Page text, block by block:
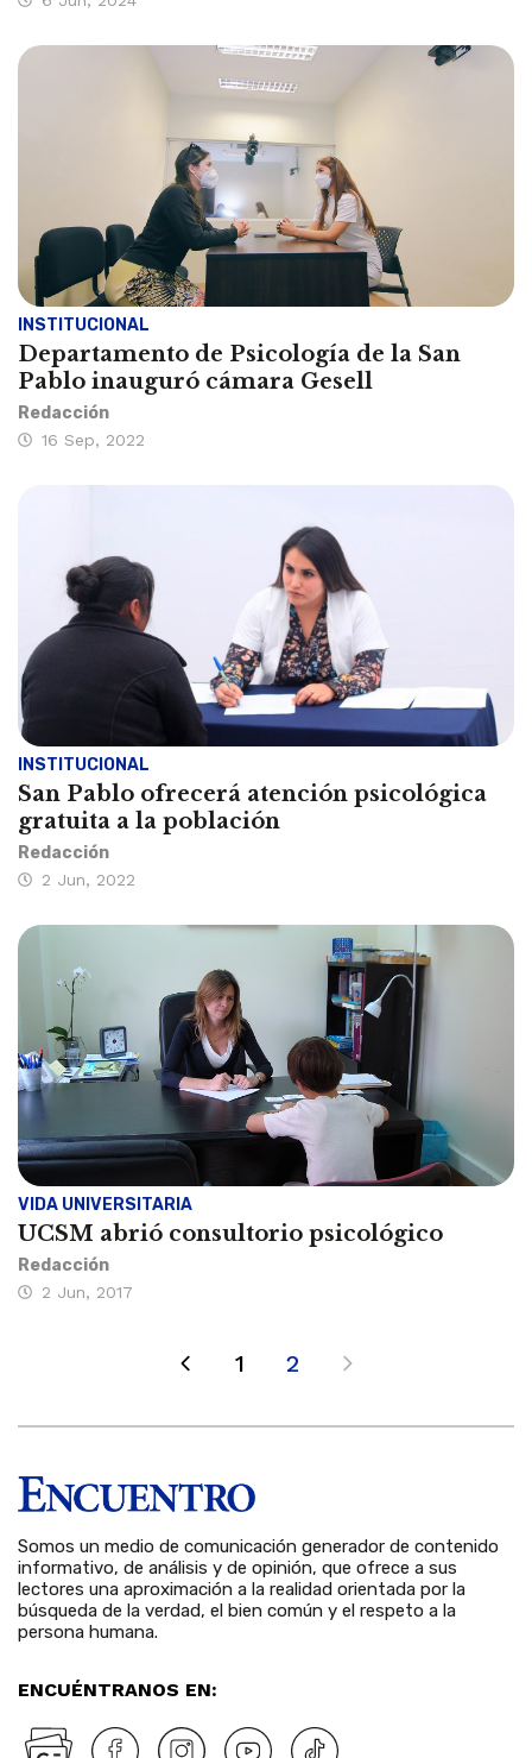
INSTITUCIONAL
Departamento de Psicología de la San
Pablo inauguró cámara Gesell
Redacción
16 Sep, 2022
INSTITUCIONAL
San Pablo ofrecerá atención psicológica
gratuita a la población
Redacción
2 Jun, 2022
VIDA UNIVERSITARIA
UCSM abrió consultorio psicológico
Redacción
2 Jun, 2017
1 2
Somos un medio de comunicación generador de contenido
informativo, de análisis y de opinión, que ofrece a sus
lectores una aproximación a la realidad orientada por la
búsqueda de la verdad, el bien común y el respeto a la
persona humana.
ENCUÉNTRANOS EN: